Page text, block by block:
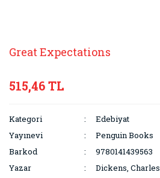
Great Expectations
515,46 TL
Kategori
Edebiyat
Yayınevi
Penguin Books
Barkod
9780141439563
Yazar
Dickens, Charles